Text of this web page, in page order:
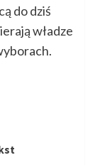
do dziś
władze